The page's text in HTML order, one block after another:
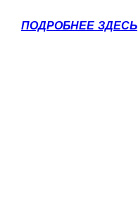
ПОДРОБНЕЕ ЗДЕСЬ